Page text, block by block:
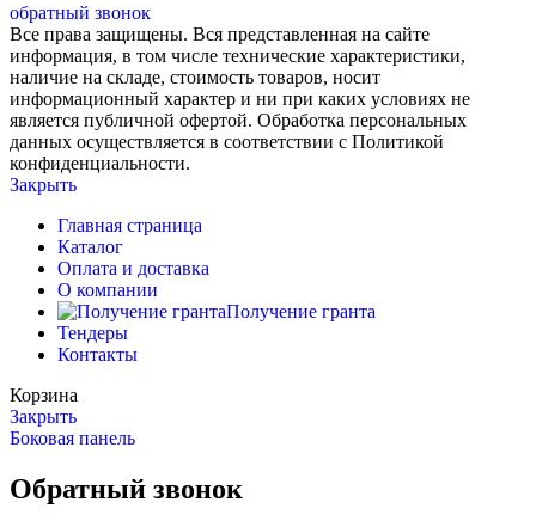
обратный звонок
Все права защищены. Вся представленная на сайте
информация, в том числе технические характеристики,
наличие на складе, стоимость товаров, носит
информационный характер и ни при каких условиях не
является публичной офертой. Обработка персональных
данных осуществляется в соответствии с Политикой
конфиденциальности.
Закрыть
Главная страница
Каталог
Оплата и доставка
О компании
Получение гранта
Тендеры
Контакты
Корзина
Закрыть
Боковая панель
Обратный звонок